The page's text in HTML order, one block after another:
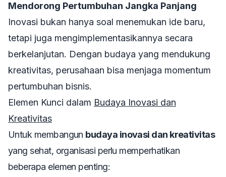
Mendorong Pertumbuhan Jangka Panjang
Inovasi bukan hanya soal menemukan ide baru,
tetapi juga mengimplementasikannya secara
berkelanjutan. Dengan budaya yang mendukung
kreativitas, perusahaan bisa menjaga momentum
pertumbuhan bisnis.
Elemen Kunci dalam Budaya Inovasi dan
Kreativitas
Untuk membangun budaya inovasi dan kreativitas
yang sehat, organisasi perlu memperhatikan
beberapa elemen penting: